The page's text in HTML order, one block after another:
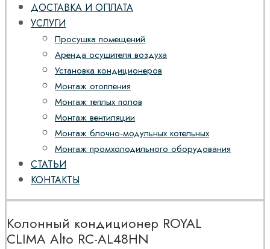
ДОСТАВКА И ОПЛАТА
УСЛУГИ
Просушка помещений
Аренда осушителя воздуха
Установка кондиционеров
Монтаж отопления
Монтаж теплых полов
Монтаж вентиляции
Монтаж блочно-модульных котельных
Монтаж промхолодильного оборудования
СТАТЬИ
КОНТАКТЫ
Колонный кондиционер ROYAL
CLIMA Alto RC-AL48HN